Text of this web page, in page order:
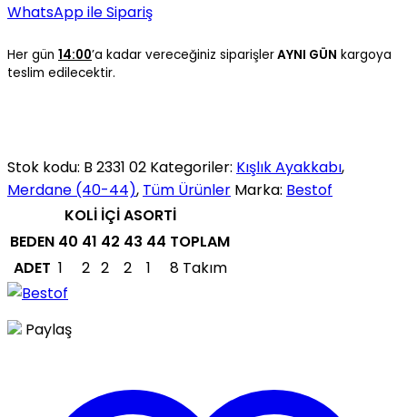
WhatsApp ile Sipariş
Her gün 14:00’a kadar vereceğiniz siparişlerAYNI GÜN kargoya
teslim edilecektir.
Stok kodu: B 2331 02 Kategoriler: Kışlık Ayakkabı,
Merdane (40-44), Tüm Ürünler Marka: Bestof
KOLİ İÇİ ASORTİ
BEDEN 40 41 42 43 44 TOPLAM
ADET 1 2 2 2 1 8 Takım
Paylaş